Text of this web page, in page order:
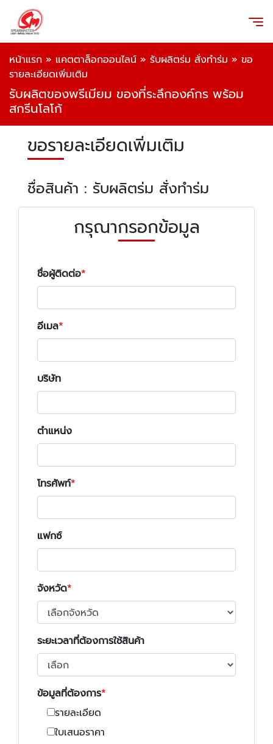
หน้าแรก » แคตตาล็อกออนไลน์ » รับผลิตร่ม สั่งทำร่ม » ขอ
รายละเอียดเพิ่มเติม
รับผลิตของพรีเมียม ของที่ระลึกองค์กร พร้อม
สกรีนโลโก้
ขอรายละเอียดเพิ่มเติม
ชื่อสินค้า : รับผลิตร่ม สั่งทำร่ม
กรุณากรอกข้อมูล
ชื่อผู้ติดต่อ
อีเมล
บริษัท
ตำแหน่ง
โทรศัพท์
แฟกซ์
จังหวัด
ระยะเวลาที่ต้องการใช้สินค้า
ข้อมูลที่ต้องการ
รายละเอียด
ใบเสนอราคา